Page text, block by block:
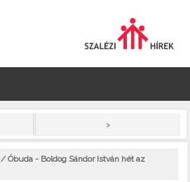
>
/ Óbuda - Boldog Sándor István hét az